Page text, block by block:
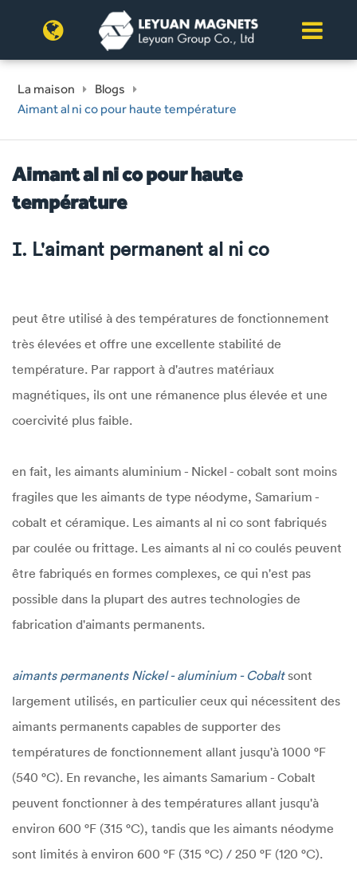
La maison
Blogs
Aimant al ni co pour haute température
Aimant al ni co pour haute
température
Ⅰ. L'aimant permanent al ni co
peut être utilisé à des températures de fonctionnement
très élevées et offre une excellente stabilité de
température. Par rapport à d'autres matériaux
magnétiques, ils ont une rémanence plus élevée et une
coercivité plus faible.
en fait, les aimants aluminium - Nickel - cobalt sont moins
fragiles que les aimants de type néodyme, Samarium -
cobalt et céramique. Les aimants al ni co sont fabriqués
par coulée ou frittage. Les aimants al ni co coulés peuvent
être fabriqués en formes complexes, ce qui n'est pas
possible dans la plupart des autres technologies de
fabrication d'aimants permanents.
aimants permanents Nickel - aluminium - Cobaltsont
largement utilisés, en particulier ceux qui nécessitent des
aimants permanents capables de supporter des
températures de fonctionnement allant jusqu'à 1000 °F
(540 °C). En revanche, les aimants Samarium - Cobalt
peuvent fonctionner à des températures allant jusqu'à
environ 600 °F (315 °C), tandis que les aimants néodyme
sont limités à environ 600 °F (315 °C) / 250 °F (120 °C).